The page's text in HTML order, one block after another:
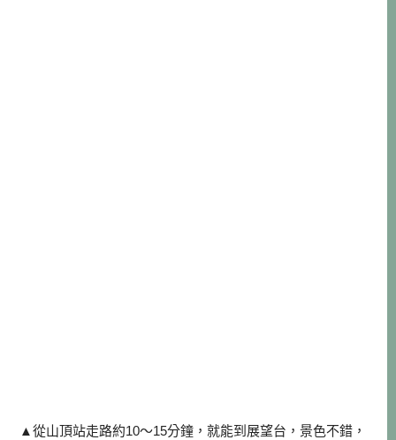
▲從山頂站走路約10～15分鐘，就能到展望台，景色不錯，